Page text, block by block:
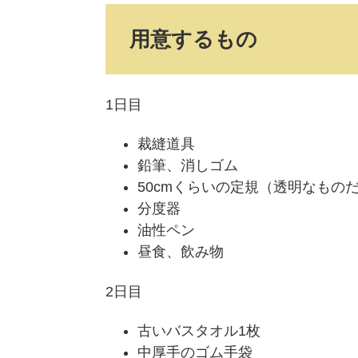
用意するもの
1日目
裁縫道具
鉛筆、消しゴム
50cmくらいの定規（透明なものだ
分度器
油性ペン
昼食、飲み物
2日目
古いバスタオル1枚
中厚手のゴム手袋